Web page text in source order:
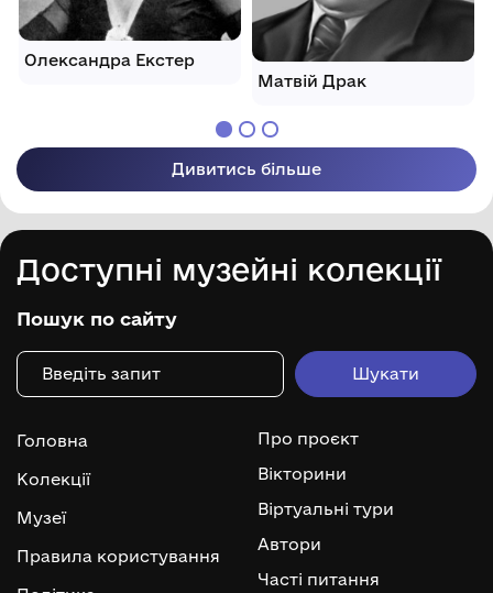
Олександра Екстер
Матвій Драк
Дивитись більше
Доступні музейні колекції
Пошук по сайту
Головна
Колекції
Музеї
Правила користування
Про проєкт
Вікторини
Віртуальні тури
Автори
Часті питання